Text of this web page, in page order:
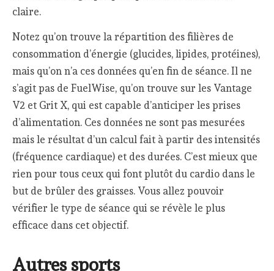
claire.
Notez qu’on trouve la répartition des filières de
consommation d’énergie (glucides, lipides, protéines),
mais qu’on n’a ces données qu’en fin de séance. Il ne
s’agit pas de FuelWise, qu’on trouve sur les Vantage
V2 et Grit X, qui est capable d’anticiper les prises
d’alimentation. Ces données ne sont pas mesurées
mais le résultat d’un calcul fait à partir des intensités
(fréquence cardiaque) et des durées. C’est mieux que
rien pour tous ceux qui font plutôt du cardio dans le
but de brûler des graisses. Vous allez pouvoir
vérifier le type de séance qui se révèle le plus
efficace dans cet objectif.
Autres sports